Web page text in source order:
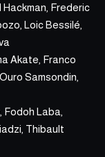
Hackman, Frederic
Loic Bessilé,
Akate, Franco
Samsondin,
Fodoh Laba,
Thibault